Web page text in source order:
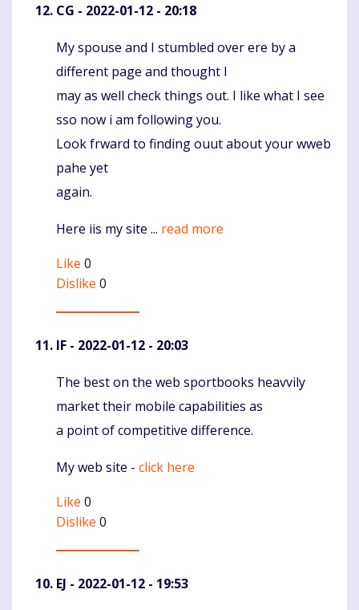
CG - 2022-01-12 - 20:18
Komentaras
My spouse and I stumbled over ere by a
different page and thought I
may as well check things out. I like what I see
sso now i am following you.
Look frward to finding ouut about your wweb
pahe yet
again.
Here iis my site ... read more
Like 0
Dislike 0
IF - 2022-01-12 - 20:03
Komentaras
The best on the web sportbooks heavvily
market their mobile capabilities as
a point of competitive difference.
My web site - click here
Like 0
Dislike 0
EJ - 2022-01-12 - 19:53